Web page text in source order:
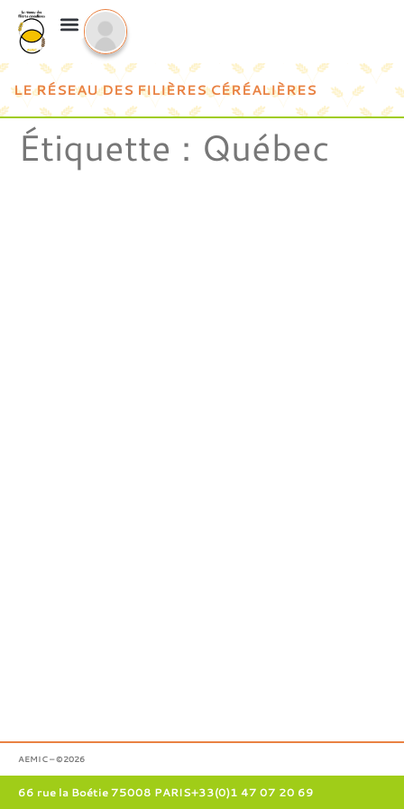
LE RÉSEAU DES FILIÈRES CÉRÉALIÈRES
Étiquette : Québec
AEMIC – ©2026
66 rue la Boétie 75008 PARIS+33(0)1 47 07 20 69